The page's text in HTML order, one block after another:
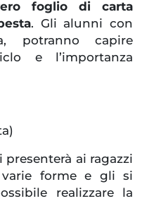
foglio di carta
. Gli alunni con
potranno capire
e l’importanza
ai ragazzi
forme e gli si
realizzare la